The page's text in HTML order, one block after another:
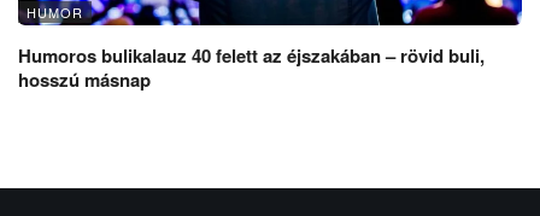
HUMOR
Humoros bulikalauz 40 felett az éjszakában – rövid buli,
hosszú másnap